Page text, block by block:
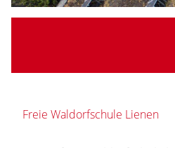
Freie Waldorfschule Lienen